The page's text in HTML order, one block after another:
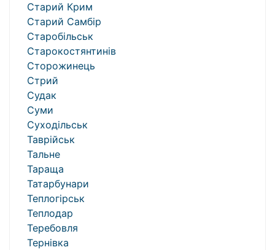
Старий Крим
Старий Самбір
Старобільськ
Старокостянтинів
Сторожинець
Стрий
Судак
Суми
Суходільськ
Таврійськ
Тальне
Тараща
Татарбунари
Теплогірськ
Теплодар
Теребовля
Тернівка